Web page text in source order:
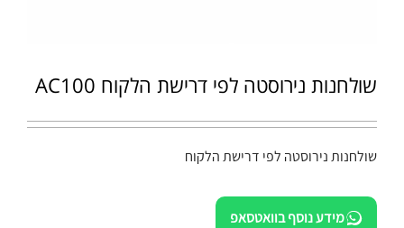
שולחנות נירוסטה לפי דרישת הלקוח AC100
שולחנות נירוסטה לפי דרישת הלקוח
מידע נוסף בוואטסאפ